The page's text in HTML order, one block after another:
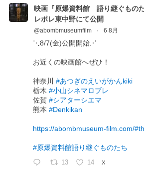
映画『原爆資料館 語り継ぐもの
レポレ東中野にて公開
@abombmuseumfilm · 6 8月
⋱8/7(金)公開開始⋰
お近くの映画館へぜひ！
神奈川#あつぎのえいがかんkiki
栃木#小山シネマロブレ
佐賀#シアターシエマ
熊本#Denkikan
https://abombmuseum-film.com/
#原爆資料館語り継ぐものたち
13 14 X